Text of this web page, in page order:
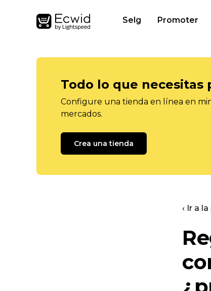
Selg Promoter
Todo lo que necesitas
Configure una tienda en línea en
mercados.
Crea una tienda
‹ Ir a